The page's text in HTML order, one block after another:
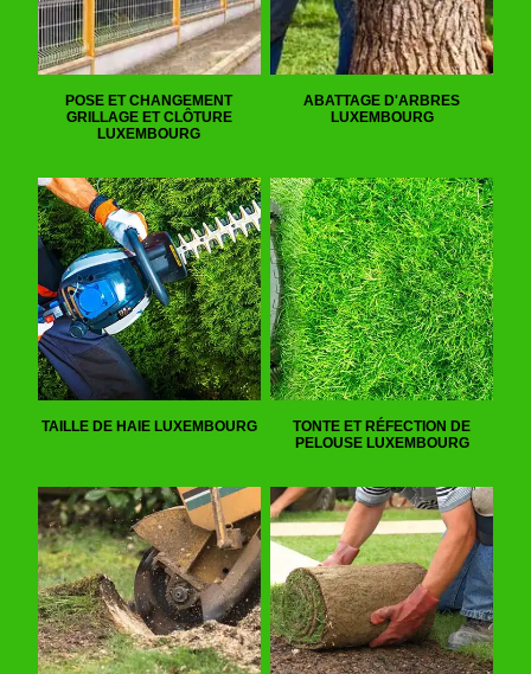
POSE ET CHANGEMENT
GRILLAGE ET CLÔTURE
LUXEMBOURG
ABATTAGE D'ARBRES
LUXEMBOURG
TAILLE DE HAIE LUXEMBOURG
TONTE ET RÉFECTION DE
PELOUSE LUXEMBOURG